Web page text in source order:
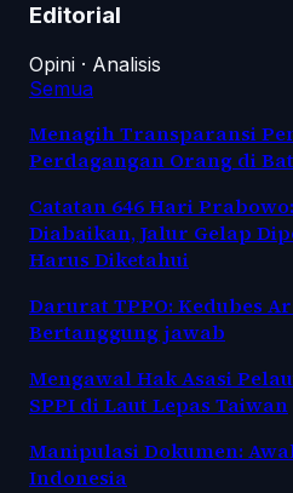
Editorial
Opini · Analisis
Semua
Menagih Transparansi
Perdagangan Orang di
Catatan 646 Hari
Diabaikan, Jalur Gelap
Harus Diketahui
Darurat TPPO: Kedubes
Bertanggung jawab
Mengawal Hak Asasi
SPPI di Laut Lepas Taiwan
Manipulasi Dokumen:
Indonesia